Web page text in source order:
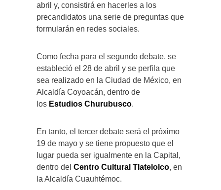
abril y, consistirá en hacerles a los
precandidatos una serie de preguntas que
formularán en redes sociales.
Como fecha para el segundo debate, se
estableció el 28 de abril y se perfila que
sea realizado en la Ciudad de México, en
Alcaldía Coyoacán, dentro de
los Estudios Churubusco.
En tanto, el tercer debate será el próximo
19 de mayo y se tiene propuesto que el
lugar pueda ser igualmente en la Capital,
dentro del Centro Cultural Tlatelolco, en
la Alcaldía Cuauhtémoc.